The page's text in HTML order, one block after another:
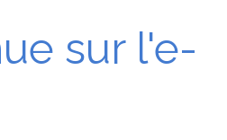
sur l'e-